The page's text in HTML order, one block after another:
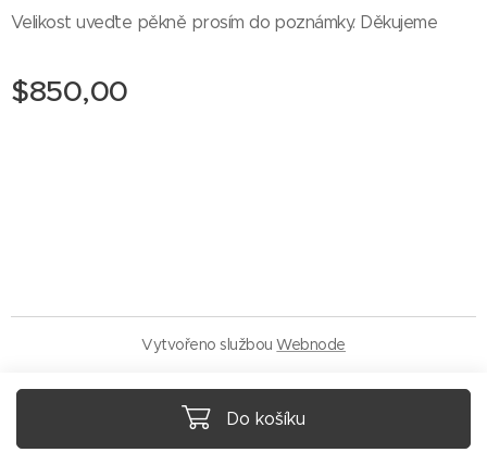
Velikost uveďte pěkně prosím do poznámky. Děkujeme
$850,00
Do košíku
Vytvořeno službouWebnode